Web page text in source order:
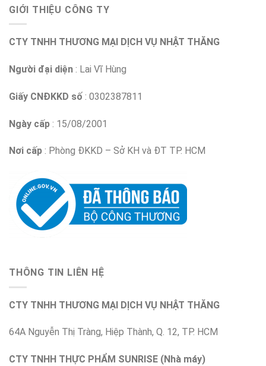
GIỚI THIỆU CÔNG TY
CTY TNHH THƯƠNG MẠI DỊCH VỤ NHẬT THĂNG
Người đại diện : Lai Vĩ Hùng
Giấy CNĐKKD số : 0302387811
Ngày cấp : 15/08/2001
Nơi cấp : Phòng ĐKKD – Sở KH và ĐT TP. HCM
THÔNG TIN LIÊN HỆ
CTY TNHH THƯƠNG MẠI DỊCH VỤ NHẬT THĂNG
64A Nguyễn Thị Tràng, Hiệp Thành, Q. 12, TP. HCM
CTY TNHH THỰC PHẨM SUNRISE (Nhà máy)